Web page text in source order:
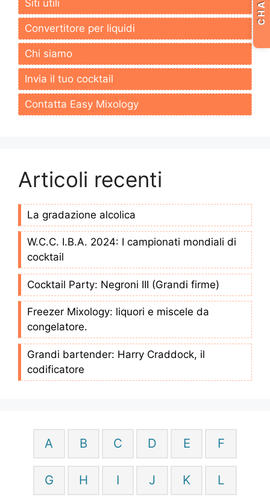
Siti utili
Convertitore per liquidi
Chi siamo
Invia il tuo cocktail
Contatta Easy Mixology
Articoli recenti
La gradazione alcolica
W.C.C. I.B.A. 2024: I campionati mondiali di
cocktail
Cocktail Party: Negroni III (Grandi firme)
Freezer Mixology: liquori e miscele da
congelatore.
Grandi bartender: Harry Craddock, il
codificatore
A B C D E F
G H I J K L
CHAT